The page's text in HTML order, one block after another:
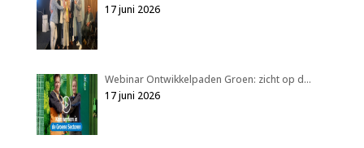
17 juni 2026
Webinar Ontwikkelpaden Groen: zicht op d…
17 juni 2026